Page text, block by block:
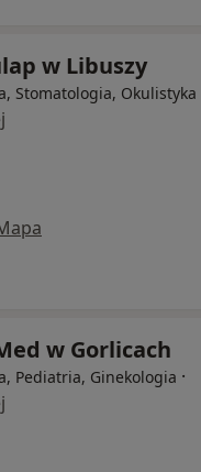
w Libuszy
Stomatologia, Okulistyka
w Gorlicach
Pediatria, Ginekologia ·